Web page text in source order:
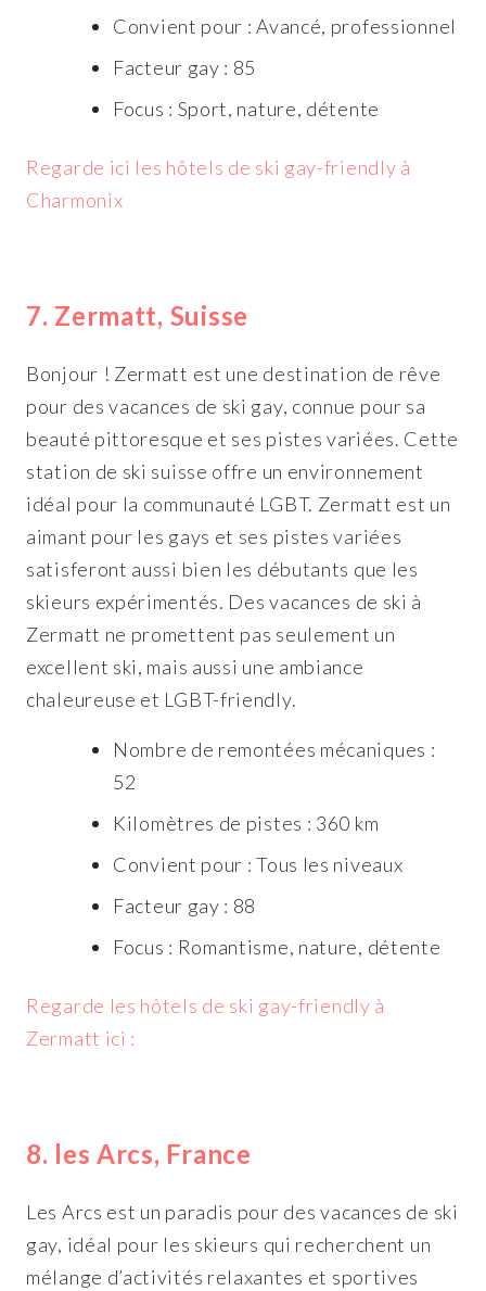
Convient pour : Avancé, professionnel
Facteur gay : 85
Focus : Sport, nature, détente
Regarde ici les hôtels de ski gay-friendly à
Charmonix
7. Zermatt, Suisse
Bonjour ! Zermatt est une destination de rêve
pour des vacances de ski gay, connue pour sa
beauté pittoresque et ses pistes variées. Cette
station de ski suisse offre un environnement
idéal pour la communauté LGBT. Zermatt est un
aimant pour les gays et ses pistes variées
satisferont aussi bien les débutants que les
skieurs expérimentés. Des vacances de ski à
Zermatt ne promettent pas seulement un
excellent ski, mais aussi une ambiance
chaleureuse et LGBT-friendly.
Nombre de remontées mécaniques :
52
Kilomètres de pistes : 360 km
Convient pour : Tous les niveaux
Facteur gay : 88
Focus : Romantisme, nature, détente
Regarde les hôtels de ski gay-friendly à
Zermatt ici :
8. les Arcs, France
Les Arcs est un paradis pour des vacances de ski
gay, idéal pour les skieurs qui recherchent un
mélange d’activités relaxantes et sportives